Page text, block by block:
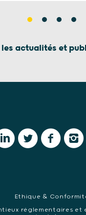
actualités et
Ethique &
réglementaires et